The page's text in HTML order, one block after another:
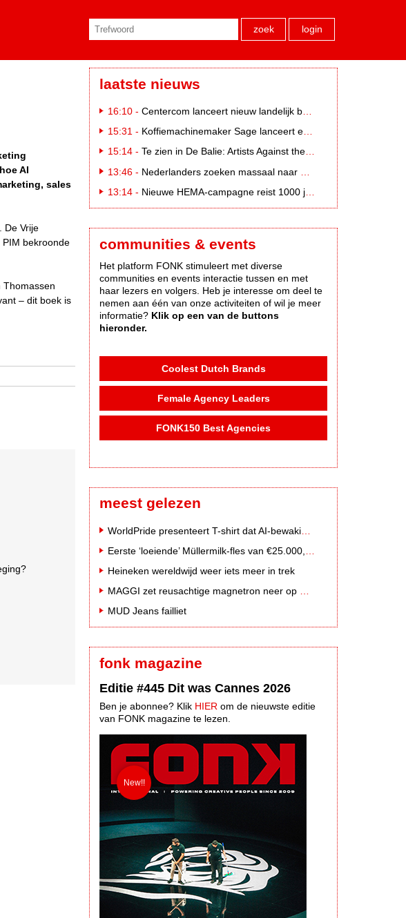
zoek login
AI
sales
De Vrije
bekroonde
Thomassen
– dit boek is
laatste nieuws
16:10 - Centercom lanceert nieuw landelijk buitereclamenetwerk: City Cubes
15:31 - Koffiemachinemaker Sage lanceert e-commerceplatform voor koffieliefhebbers
15:14 - Te zien in De Balie: Artists Against the Kremlin III
13:46 - Nederlanders zoeken massaal naar eclipsbrillen op Marktplaats
13:14 - Nieuwe HEMA-campagne reist 1000 jaar terug in de tijd naar 'Hemastein'
communities & events
Het platform FONK stimuleert met diverse
communities en events interactie tussen en met
haar lezers en volgers. Heb je interesse om deel te
nemen aan één van onze activiteiten of wil je meer
informatie? Klik op een van de buttons
hieronder.
Coolest Dutch Brands
Female Agency Leaders
FONK150 Best Agencies
meest gelezen
Heineken wereldwijd weer iets meer in trek
MUD Jeans failliet
fonk magazine
Editie #445 Dit was Cannes 2026
Ben je abonnee? Klik HIER om de nieuwste editie
van FONK magazine te lezen.